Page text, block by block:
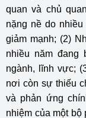
quan và chủ
nặng nề do
giảm mạnh; (2)
nhiều năm đang
ngành, lĩnh vực;
nơi còn sự thiếu
và phản ứng
nhiệm của một